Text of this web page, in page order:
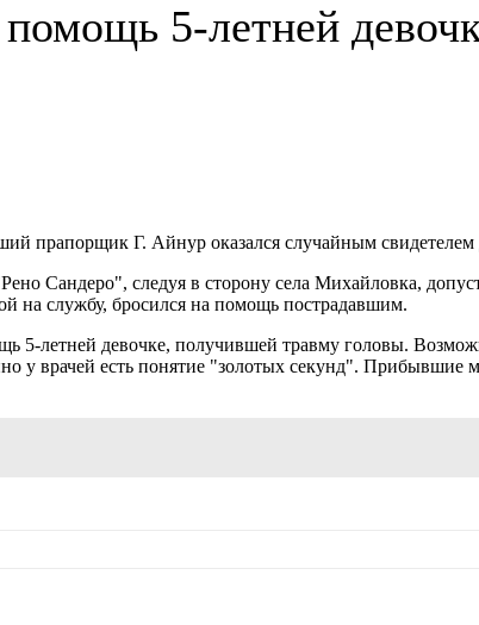
5-летней
прапорщик Г. Айнур оказался случайным
Сандеро", следуя в сторону села Михайловка,
на службу, бросился на помощь пострадавшим.
5-летней девочке, получившей травму головы.
врачей есть понятие "золотых секунд". Прибывшие